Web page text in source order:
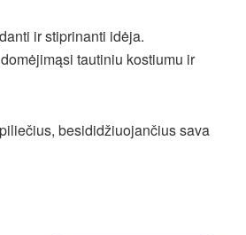
ir stiprinanti idėja.
tautiniu kostiumu ir
besididžiuojančius sava